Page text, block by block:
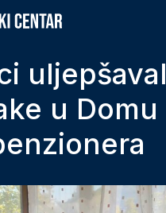
u Domu